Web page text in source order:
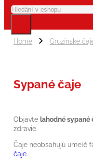
Search
Home Gruzínske
Sypané čaje
Objavte lahodné sypané
zdravie.
Čaje neobsahujú umelé
čaje.